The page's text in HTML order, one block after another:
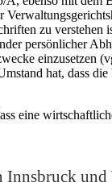
zu
persönlicher
hat, dass
eine
Innsbruck